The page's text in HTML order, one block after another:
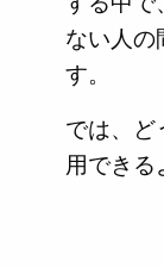
ない人の
す。
では、ど
用できる